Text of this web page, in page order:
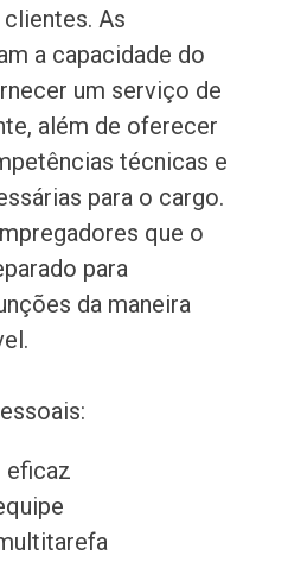
As
a capacidade do
um serviço de
além de oferecer
técnicas e
para o cargo.
que o
para
da maneira
eficaz